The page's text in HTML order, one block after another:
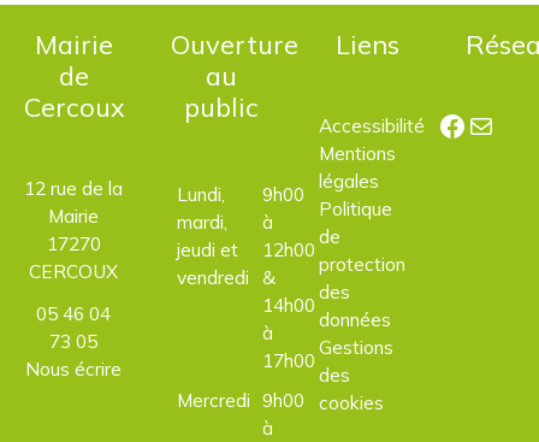
Mairie
de
Cercoux
12 rue de la
Mairie
17270
CERCOUX
05 46 04
73 05
Nous écrire
Ouverture
au
public
Lundi,
mardi,
jeudi et
vendredi
9h00
à
12h00
&
14h00
à
17h00
Mercredi 9h00
à
Liens
Accessibilité
Mentions
légales
Politique
de
protection
des
données
Gestions
des
cookies
E-mail